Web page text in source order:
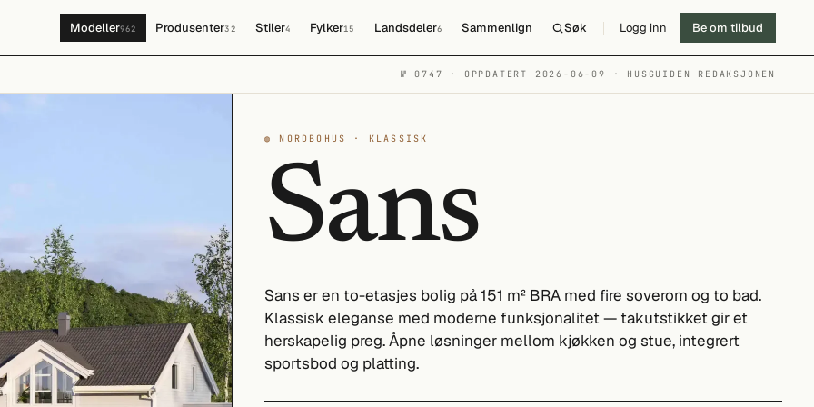
Modeller962 Produsenter32 Stiler4 Fylker15 Landsdeler6 Sammenlign Søk Logg inn Be om tilbud
№ 0747 · OPPDATERT 2026-06-09 · HUSGUIDEN REDAKSJONEN
◍ NORDBOHUS · KLASSISK
Sans
Sans er en to-etasjes bolig på 151 m² BRA med fire soverom og to bad.
Klassisk eleganse med moderne funksjonalitet — takutstikket gir et
herskapelig preg. Åpne løsninger mellom kjøkken og stue, integrert
sportsbod og platting.